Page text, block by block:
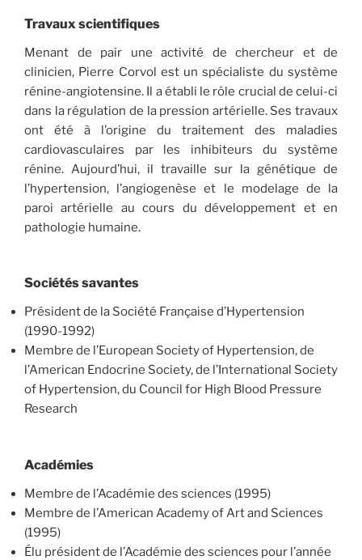
Travaux scientifiques
Menant de pair une activité de chercheur et de
clinicien, Pierre Corvol est un spécialiste du système
rénine-angiotensine. Il a établi le rôle crucial de celui-ci
dans la régulation de la pression artérielle. Ses travaux
ont été à l’origine du traitement des maladies
cardiovasculaires par les inhibiteurs du système
rénine. Aujourd’hui, il travaille sur la génétique de
l’hypertension, l’angiogenèse et le modelage de la
paroi artérielle au cours du développement et en
pathologie humaine.
Sociétés savantes
Président de la Société Française d’Hypertension
(1990-1992)
Membre de l’European Society of Hypertension, de
l’American Endocrine Society, de l’International Society
of Hypertension, du Council for High Blood Pressure
Research
Académies
Membre de l’Académie des sciences (1995)
Membre de l’American Academy of Art and Sciences
(1995)
Élu président de l’Académie des sciences pour l’année